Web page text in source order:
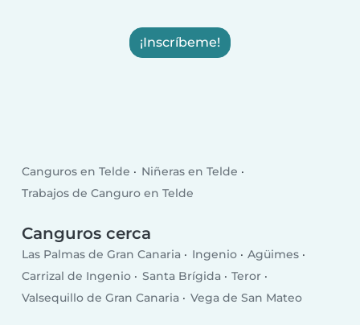
¡Inscríbeme!
Canguros en Telde
Niñeras en Telde
Trabajos de Canguro en Telde
Canguros cerca
Las Palmas de Gran Canaria Ingenio
Agüimes
Carrizal de Ingenio
Santa Brígida
Teror
Valsequillo de Gran Canaria
Vega de San Mateo